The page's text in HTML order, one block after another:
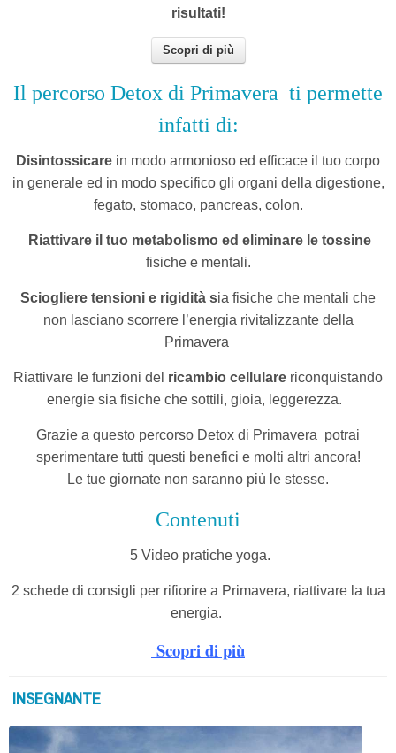
risultati!
Scopri di più
Il percorso Detox di Primavera ti permette
infatti di:
Disintossicare in modo armonioso ed efficace il tuo corpo
in generale ed in modo specifico gli organi della digestione,
fegato, stomaco, pancreas, colon.
Riattivare il tuo metabolismo ed eliminare le tossine
fisiche e mentali.
Sciogliere tensioni e rigidità sia fisiche che mentali che
non lasciano scorrere l’energia rivitalizzante della
Primavera
Riattivare le funzioni del ricambio cellulare riconquistando
energie sia fisiche che sottili, gioia, leggerezza.
Grazie a questo percorso Detox di Primavera potrai
sperimentare tutti questi benefici e molti altri ancora!
Le tue giornate non saranno più le stesse.
Contenuti
5 Video pratiche yoga.
2 schede di consigli per rifiorire a Primavera, riattivare la tua
energia.
Scopri di più
INSEGNANTE